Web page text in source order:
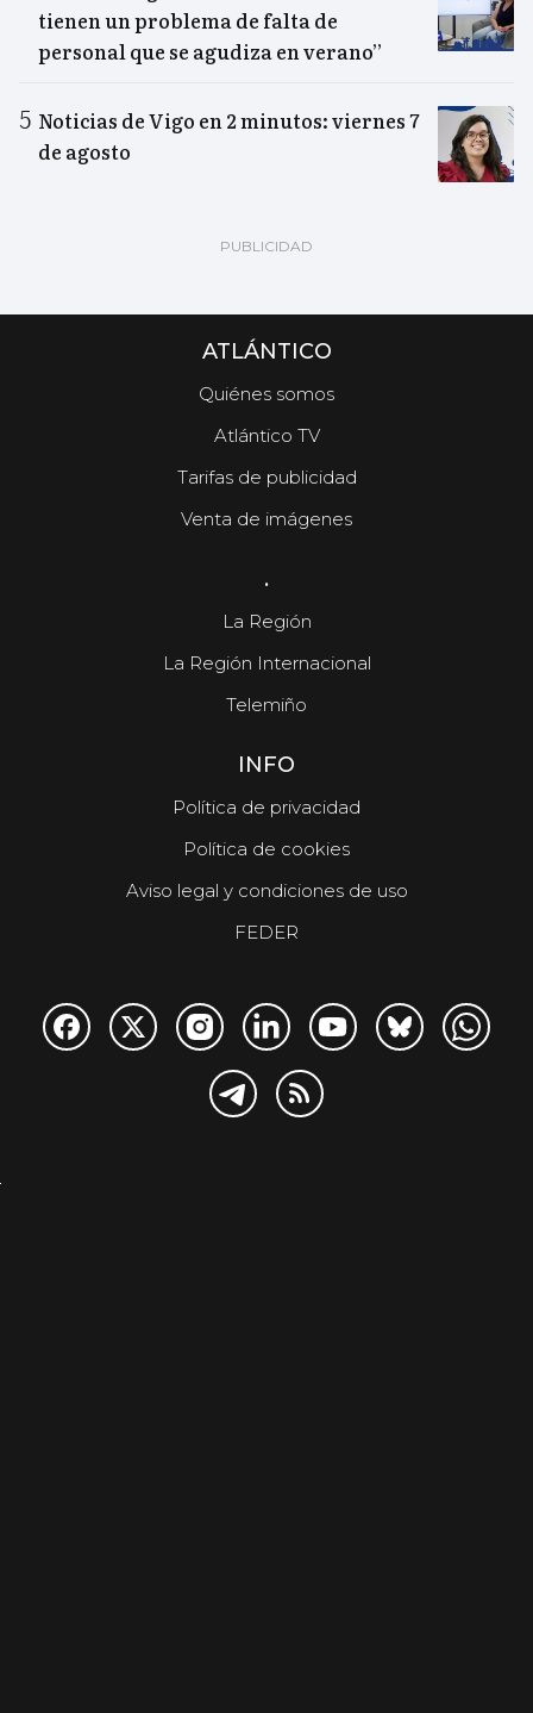
tienen un problema de falta de
personal que se agudiza en verano”
Noticias de Vigo en 2 minutos: viernes 7
de agosto
ATLÁNTICO
Quiénes somos
Atlántico TV
Tarifas de publicidad
Venta de imágenes
.
La Región
La Región Internacional
Telemiño
INFO
Política de privacidad
Política de cookies
Aviso legal y condiciones de uso
FEDER